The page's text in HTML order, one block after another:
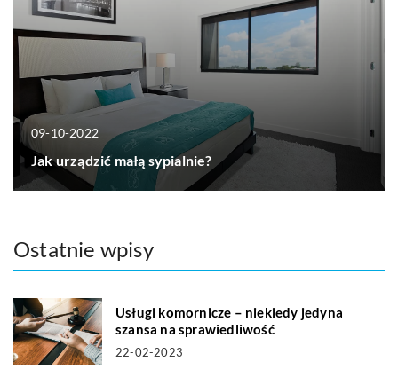
09-10-2022
Jak urządzić małą sypialnie?
Ostatnie wpisy
Usługi komornicze – niekiedy jedyna
szansa na sprawiedliwość
22-02-2023